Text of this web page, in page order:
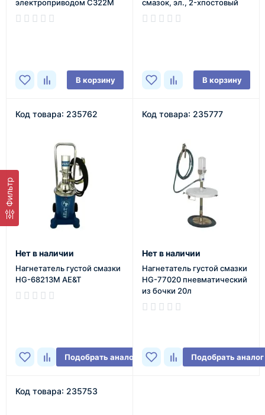
Фильтр
электроприводом С322М
В корзину
смазок, эл., 2-хпостовый
В корзину
Код товара: 235762
Нет в наличии
Нагнетатель густой смазки
HG-68213M AE&T
Подобрать аналог
Код товара: 235777
Нет в наличии
Нагнетатель густой смазки
HG-77020 пневматический
из бочки 20л
Подобрать аналог
Код товара: 235753